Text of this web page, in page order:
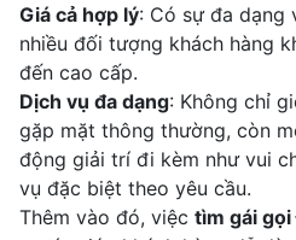
Giá cả hợp lý: Có sự đa dạng
nhiều đối tượng khách hàng
đến cao cấp.
Dịch vụ đa dạng: Không chỉ
gặp mặt thông thường, còn
động giải trí đi kèm như vui
vụ đặc biệt theo yêu cầu.
Thêm vào đó, việc tìm gái gọi